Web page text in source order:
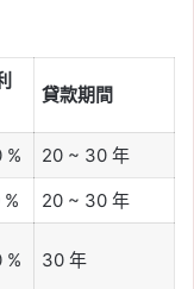
貸款期間
%
20 ~ 30 年
%
20 ~ 30 年
% 30 年